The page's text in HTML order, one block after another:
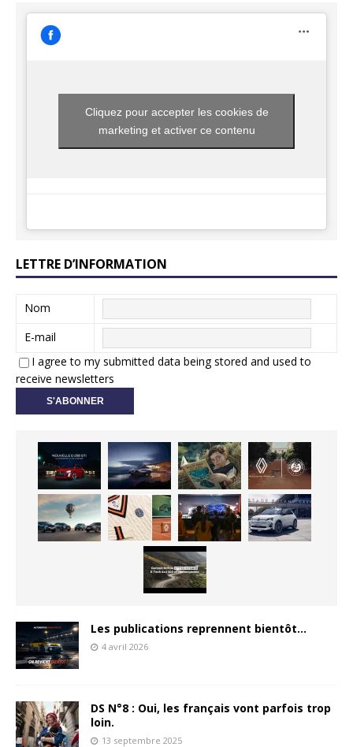
Cliquez pour accepter les cookies de
marketing et activer ce contenu
LETTRE D’INFORMATION
Nom
E-mail
I agree to my submitted data being stored and used to
receive newsletters
Les publications reprennent bientôt…
4 avril 2026
DS N°8 : Oui, les français vont parfois trop
loin.
13 septembre 2025